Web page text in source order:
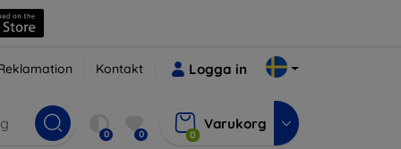
Kontakt Logga in
0 0 0
Varukorg